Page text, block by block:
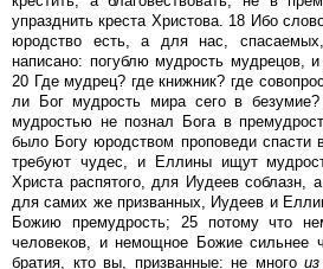
упразднить креста Христова. 18 Ибо
юродство есть, а для нас,
написано: погублю мудрость мудрецов,
20 Где мудрец? где книжник? где
ли Бог мудрость мира сего в
мудростью не познал Бога в
было Богу юродством проповеди
требуют чудес, и Еллины ищут
Христа распятого, для Иудеев соблазн,
для самих же призванных, Иудеев и
Божию премудрость; 25 потому что
человеков, и немощное Божие сильнее
братия, кто вы, призванные: не много из